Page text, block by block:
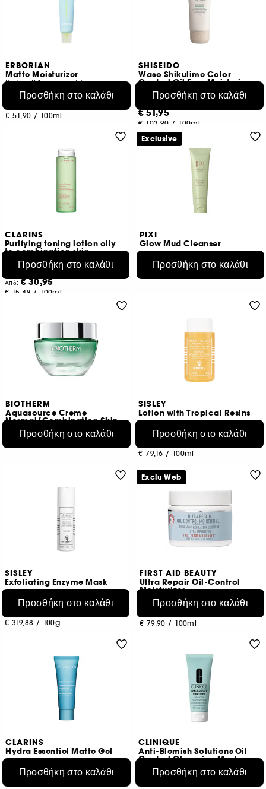
ERBORIAN
Matte Moisturizer
Κρέμα 24ωρης ενυδάτωσης με ματ αποτέλεσμα
1
€ 51,90 / 100ml
Προσθήκη στο καλάθι
SHISEIDO
Waso Shikulime Color
Control Oil Free Moisturizer
Face Cream
13
€ 51,95
€ 103,90 / 100ml
Προσθήκη στο καλάθι
CLARINS
Purifying toning lotion oily
to combination skin
Τονωτική λοσιόν
1
Από: € 30,95
€ 15,48 / 100ml
Προσθήκη στο καλάθι
PIXI
Glow Mud Cleanser
€ 26,95
€ 19,96 100ml
Προσθήκη στο καλάθι
Exclusive
BIOTHERM
Aquasource Creme
Normal/Combination Skin
€ 55,95
Προσθήκη στο καλάθι
SISLEY
Lotion with Tropical Resins
11
€ 79,16 / 100ml
Προσθήκη στο καλάθι
SISLEY
Exfoliating Enzyme Mask
22
€ 319,88 / 100g
Προσθήκη στο καλάθι
FIRST AID BEAUTY
Ultra Repair Oil-Control
Moisturizer
974
€ 79,90 / 100ml
Προσθήκη στο καλάθι
Exclu Web
CLARINS
Hydra Essentiel Matte Gel
€ 56,95
€ 75,93 100ml
Προσθήκη στο καλάθι
CLINIQUE
Anti-Blemish Solutions Oil
Control Cleansing Mask
281
Προσθήκη στο καλάθι